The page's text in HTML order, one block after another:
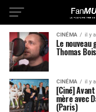
CINÉMA il y
Le
Thomas
CINÉMA il y
[Ciné]
mère avec
(Paris)